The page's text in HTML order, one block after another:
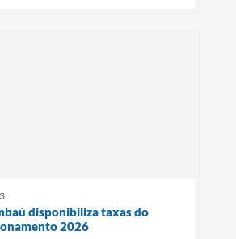
disponibiliza taxas do
2026